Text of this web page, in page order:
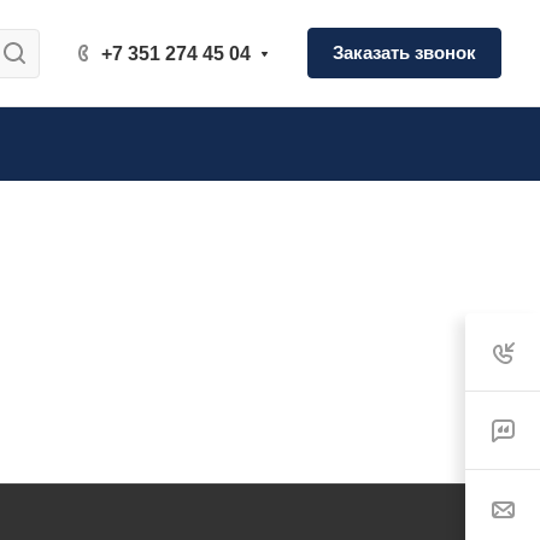
+7 351 274 45 04 Заказать звонок